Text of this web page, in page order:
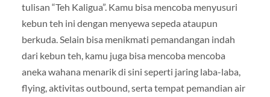
tulisan “Teh Kaligua”. Kamu bisa mencoba menyusuri
kebun teh ini dengan menyewa sepeda ataupun
berkuda. Selain bisa menikmati pemandangan indah
dari kebun teh, kamu juga bisa mencoba mencoba
aneka wahana menarik di sini seperti jaring laba-laba,
flying, aktivitas outbound, serta tempat pemandian air